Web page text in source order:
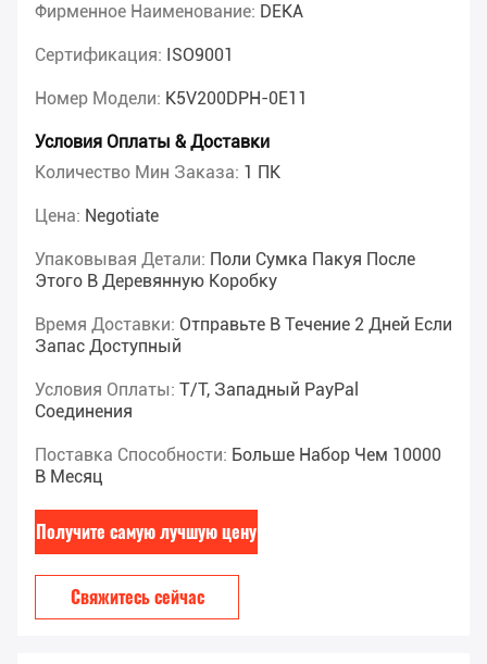
Фирменное Наименование: DEKA
Сертификация: ISO9001
Номер Модели: K5V200DPH-0E11
Условия Оплаты & Доставки
Количество Мин Заказа: 1 ПК
Цена: Negotiate
Упаковывая Детали: Поли Сумка Пакуя После
Этого В Деревянную Коробку
Время Доставки: Отправьте В Течение 2 Дней Если
Запас Доступный
Условия Оплаты: T/T, Западный PayPal
Соединения
Поставка Способности: Больше Набор Чем 10000
В Месяц
Получите самую лучшую цену
Свяжитесь сейчас